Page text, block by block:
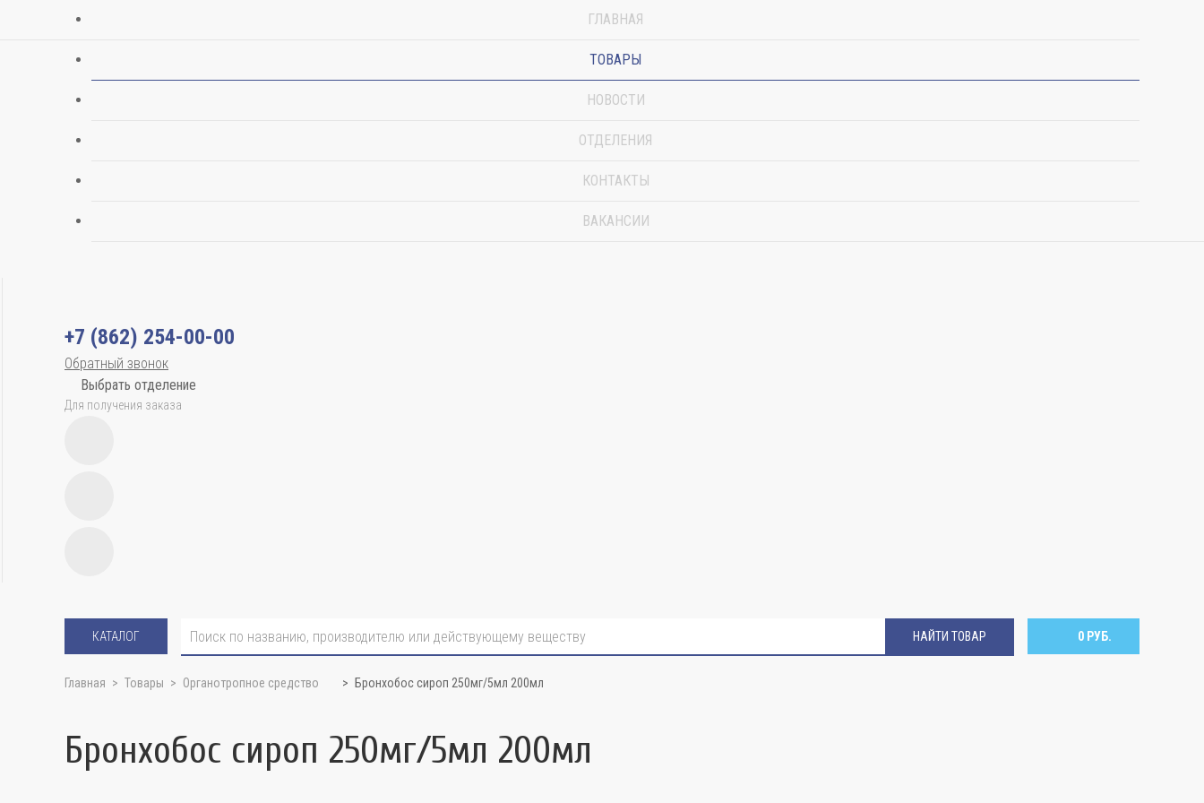
ГЛАВНАЯ
ТОВАРЫ
НОВОСТИ
ОТДЕЛЕНИЯ
КОНТАКТЫ
ВАКАНСИИ
+7 (862) 254-00-00
Обратный звонок
Выбрать отделение
Для получения заказа
КАТАЛОГ НАЙТИ ТОВАР 0 РУБ.
Главная Товары Органотропное средство Бронхобос сироп 250мг/5мл 200мл
Бронхобос сироп 250мг/5мл 200мл